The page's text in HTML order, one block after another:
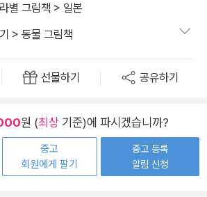
라별 그림책 > 일본
> 동물 그림책
선물하기 공유하기
원 (최상 기준)에 파시겠습니까?
중고
회원에게 팔기
중고 등록
알림 신청